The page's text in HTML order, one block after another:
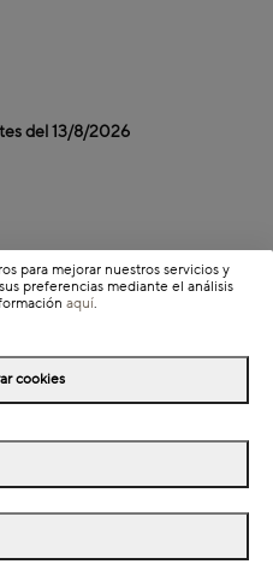
del13/8/2026
para mejorar nuestros servicios y
preferencias mediante el análisis
aquí.
cookies